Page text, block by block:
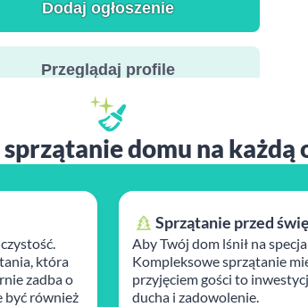
Dodaj ogłoszenie
Przeglądaj profile
domu na każdą
która
zadba o
być również
Sprzątanie przed
Aby Twój dom lśnił na
Kompleksowe sprzątanie
przyjęciem gości to
ducha i zadowolenie.